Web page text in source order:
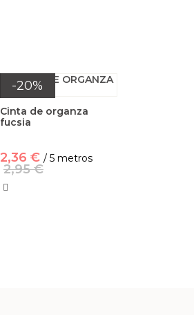
-20%
Cinta de organza
fucsia
2,36 € / 5 metros
2,95 €